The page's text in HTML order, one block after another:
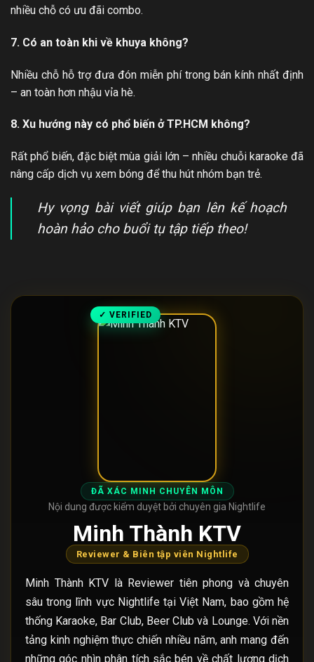
nhiều chỗ có ưu đãi combo.
7. Có an toàn khi về khuya không?
Nhiều chỗ hỗ trợ đưa đón miễn phí trong bán kính nhất định
– an toàn hơn nhậu vỉa hè.
8. Xu hướng này có phổ biến ở TP.HCM không?
Rất phổ biến, đặc biệt mùa giải lớn – nhiều chuỗi karaoke đã
nâng cấp dịch vụ xem bóng để thu hút nhóm bạn trẻ.
Hy vọng bài viết giúp bạn lên kế hoạch
hoàn hảo cho buổi tụ tập tiếp theo!
✓ VERIFIED
ĐÃ XÁC MINH CHUYÊN MÔN
Nội dung được kiểm duyệt bởi chuyên gia Nightlife
Minh Thành KTV
Reviewer & Biên tập viên Nightlife
Minh Thành KTV là Reviewer tiên phong và chuyên
sâu trong lĩnh vực Nightlife tại Việt Nam, bao gồm hệ
thống Karaoke, Bar Club, Beer Club và Lounge. Với nền
tảng kinh nghiệm thực chiến nhiều năm, anh mang đến
những góc nhìn phân tích sắc bén về chất lượng dịch